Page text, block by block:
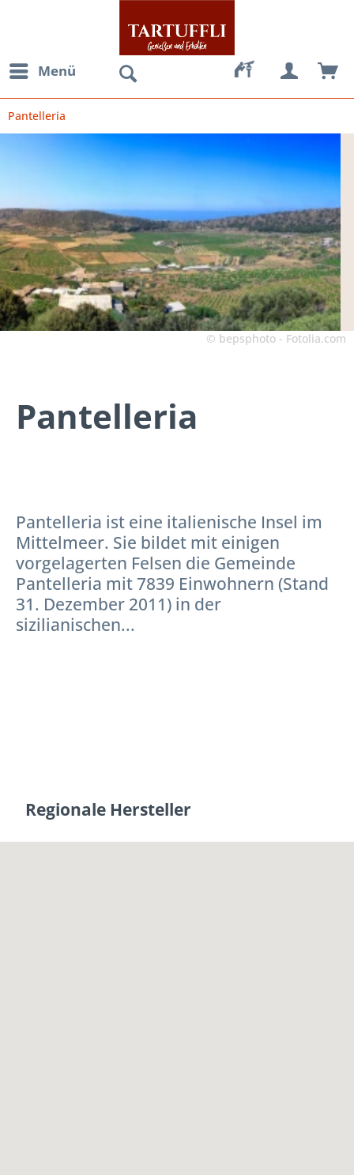
Menü
Pantelleria
© bepsphoto - Fotolia.com
Pantelleria
Pantelleria ist eine italienische Insel im
Mittelmeer. Sie bildet mit einigen
vorgelagerten Felsen die Gemeinde
Pantelleria mit 7839 Einwohnern (Stand
31. Dezember 2011) in der
sizilianischen...
Regionale Hersteller